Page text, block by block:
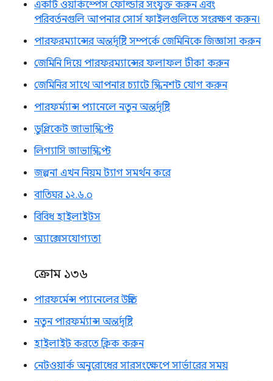
একটি ওয়ার্কস্পেস ফোল্ডার সংযুক্ত করুন এবং
পরিবর্তনগুলি আপনার সোর্স ফাইলগুলিতে সংরক্ষণ করুন।
পারফরম্যান্সের অন্তর্দৃষ্টি সম্পর্কে জেমিনিকে জিজ্ঞাসা করুন
জেমিনি দিয়ে পারফরম্যান্সের ফলাফল টীকা করুন
জেমিনির সাথে আপনার চ্যাটে স্ক্রিনশট যোগ করুন
পারফর্ম্যান্স প্যানেলে নতুন অন্তর্দৃষ্টি
ডুপ্লিকেট জাভাস্ক্রিপ্ট
লিগ্যাসি জাভাস্ক্রিপ্ট
জল্পনা এখন নিয়ম ট্যাগ সমর্থন করে
বাতিঘর ১২.৬.০
বিবিধ হাইলাইটস
অ্যাক্সেসযোগ্যতা
ক্রোম ১৩৬
পারফর্মেন্স প্যানেলের উন্নতি
নতুন পারফর্ম্যান্স অন্তর্দৃষ্টি
হাইলাইট করতে ক্লিক করুন
নেটওয়ার্ক অনুরোধের সারসংক্ষেপে সার্ভারের সময়